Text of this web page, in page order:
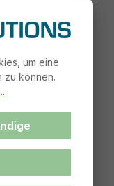
um eine
zu können.